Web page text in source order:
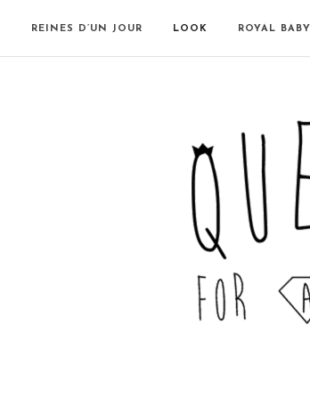
REINES D’UN JOUR LOOK ROYAL BABY